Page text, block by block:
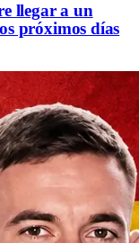
llegar a un
próximos días